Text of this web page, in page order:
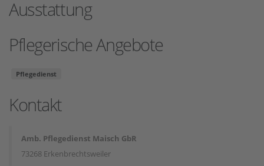
Ausstattung
Pflegerische Angebote
Pflegedienst
Kontakt
Amb. Pflegedienst Maisch GbR
73268 Erkenbrechtsweiler